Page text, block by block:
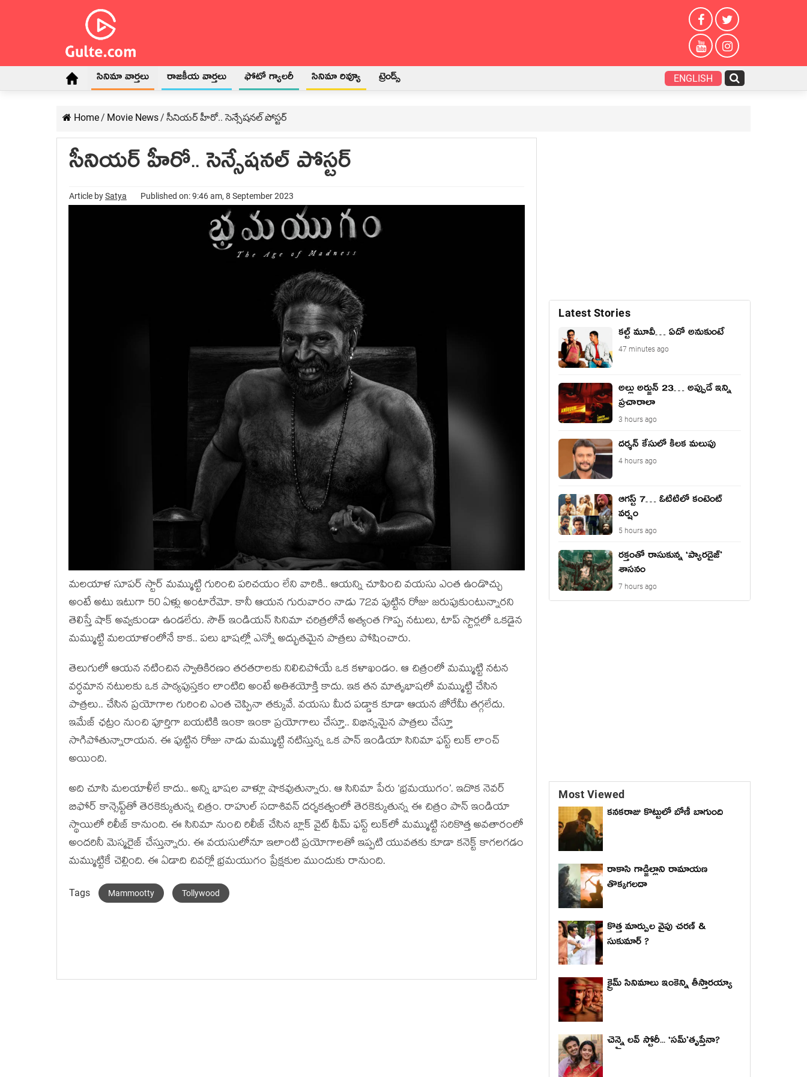
సినిమా వార్తలు రాజకీయ వార్తలు ఫోటో గ్యాలరీ సినిమా రివ్యూ ట్రెండ్స్ ENGLISH
Home/ Movie News/ సీనియర్ హీరో.. సెన్సేషనల్ పోస్టర్
సీనియర్ హీరో.. సెన్సేషనల్ పోస్టర్
Article bySatya Published on: 9:46 am, 8 September 2023
మలయాళ సూపర్ స్టార్ మమ్ముట్టి గురించి పరిచయం లేని వారికి.. ఆయన్ని చూపించి వయసు ఎంత ఉండొచ్చు
అంటే అటు ఇటుగా 50 ఏళ్లు అంటారేమో. కానీ ఆయన గురువారం నాడు 72వ పుట్టిన రోజు జరుపుకుంటున్నారని
తెలిస్తే షాక్ అవ్వకుండా ఉండలేరు. సౌత్ ఇండియన్ సినిమా చరిత్రలోనే అత్యంత గొప్ప నటులు, టాప్ స్టార్లలో ఒకడైన
మమ్ముట్టి మలయాళంలోనే కాక.. పలు భాషల్లో ఎన్నో అద్భుతమైన పాత్రలు పోషించారు.
తెలుగులో ఆయన నటించిన స్వాతికిరణం తరతరాలకు నిలిచిపోయే ఒక కళాఖండం. ఆ చిత్రంలో మమ్ముట్టి నటన
వర్ధమాన నటులకు ఒక పాఠ్యపుస్తకం లాంటిది అంటే అతిశయోక్తి కాదు. ఇక తన మాతృభాషలో మమ్ముట్టి చేసిన
పాత్రలు.. చేసిన ప్రయోగాల గురించి ఎంత చెప్పినా తక్కువే. వయసు మీద పడ్డాక కూడా ఆయన జోరేమీ తగ్గలేదు.
ఇమేజ్ ఛట్రం నుంచి పూర్తిగా బయటికి ఇంకా ఇంకా ప్రయోగాలు చేస్తూ.. విభిన్నమైన పాత్రలు చేస్తూ
సాగిపోతున్నారాయన. ఈ పుట్టిన రోజు నాడు మమ్ముట్టి నటిస్తున్న ఒక పాన్ ఇండియా సినిమా ఫస్ట్ లుక్ లాంచ్
అయింది.
అది చూసి మలయాళీలే కాదు.. అన్ని భాషల వాళ్లూ షాకవుతున్నారు. ఆ సినిమా పేరు ‘భ్రమయుగం’. ఇదొక నెవర్
బిఫోర్ కాన్సెప్ట్‌తో తెరకెక్కుతున్న చిత్రం. రాహుల్ సదాశివన్ దర్శకత్వంలో తెరకెక్కుతున్న ఈ చిత్రం పాన్ ఇండియా
స్థాయిలో రిలీజ్ కానుంది. ఈ సినిమా నుంచి రిలీజ్ చేసిన బ్లాక్ వైట్ థీమ్ ఫస్ట్ లుక్‌లో మమ్ముట్టి సరికొత్త అవతారంలో
అందరినీ మెస్మరైజ్ చేస్తున్నారు. ఈ వయసులోనూ ఇలాంటి ప్రయోగాలతో ఇప్పటి యువతకు కూడా కనెక్ట్ కాగలగడం
మమ్ముట్టికే చెల్లింది. ఈ ఏడాది చివర్లో భ్రమయుగం ప్రేక్షకుల ముందుకు రానుంది.
Tags Mammootty Tollywood
Latest Stories
కల్ట్ మూవీ… ఏదో అనుకుంటే
47 minutes ago
అల్లు అర్జున్ 23… అప్పుడే ఇన్ని
ప్రచారాలా
3 hours ago
దర్శన్ కేసులో కీలక మలుపు
4 hours ago
ఆగస్ట్ 7… ఓటిటిలో కంటెంట్
వర్షం
5 hours ago
రక్తంతో రాసుకున్న ‘ప్యారడైజ్’
శాసనం
7 hours ago
Most Viewed
కనకరాజు కొట్టులో బోణీ బాగుంది
రాకాసి గాడ్జిల్లాని రామాయణ
తొక్కగలదా
కొత్త మార్పుల వైపు చరణ్ &
సుకుమార్ ?
క్రైమ్ సినిమాలు ఇంకెన్ని తీస్తారయ్యా
చెన్నై లవ్ స్టోరీ... ‘సమ్’తృప్తేనా?